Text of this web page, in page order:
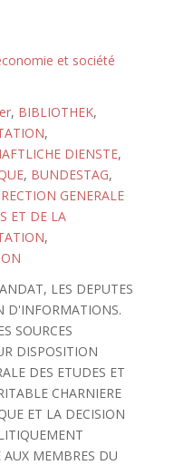
et société
, BIBLIOTHEK,
,
DIENSTE,
, BUNDESTAG,
GENERALE
ET DE LA
,
LES DEPUTES
D'INFORMATIONS.
SOURCES
DISPOSITION
DES ETUDES ET
CHARNIERE
ET LA DECISION
AUX MEMBRES DU